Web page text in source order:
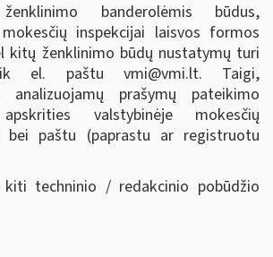
banderolėmis būdus,
inspekcijai laisvos formos
kitų ženklinimo būdų nustatymų turi
el. paštu vmi@vmi.lt. Taigi,
analizuojamų prašymų pateikimo
valstybinėje mokesčių
bei paštu (paprastu ar registruotu
/ redakcinio pobūdžio